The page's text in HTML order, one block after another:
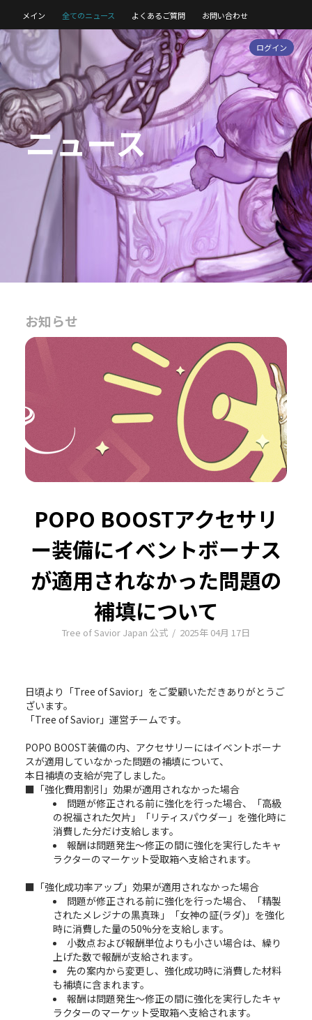
メイン 全てのニュース よくあるご質問 お問い合わせ
ログイン
ニュース
お知らせ
POPO BOOSTアクセサリ
ー装備にイベントボーナス
が適用されなかった問題の
補填について
Tree of Savior Japan 公式 / 2025年 04月 17日
日頃より「Tree of Savior」をご愛顧いただきありがとうご
ざいます。
「Tree of Savior」運営チームです。
POPO BOOST装備の内、アクセサリーにはイベントボーナ
スが適用していなかった問題の補填について、
本日補填の支給が完了しました。
■「強化費用割引」効果が適用されなかった場合
問題が修正される前に強化を行った場合、「高級
の祝福された欠片」「リティスパウダー」を強化時に
消費した分だけ支給します。
報酬は問題発生～修正の間に強化を実行したキャ
ラクターのマーケット受取箱へ支給されます。
■「強化成功率アップ」効果が適用されなかった場合
問題が修正される前に強化を行った場合、「精製
されたメレジナの黒真珠」「女神の証(ラダ)」を強化
時に消費した量の50%分を支給します。
小数点および報酬単位よりも小さい場合は、繰り
上げた数で報酬が支給されます。
先の案内から変更し、強化成功時に消費した材料
も補填に含まれます。
報酬は問題発生～修正の間に強化を実行したキャ
ラクターのマーケット受取箱へ支給されます。